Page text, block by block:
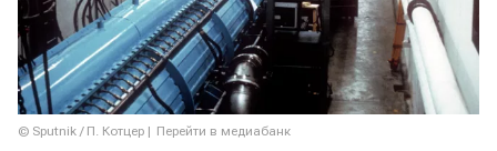
© Sputnik / П. Котцер Перейти в медиабанк